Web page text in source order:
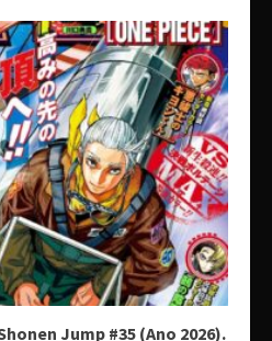
Jump #35 (Ano 2026).